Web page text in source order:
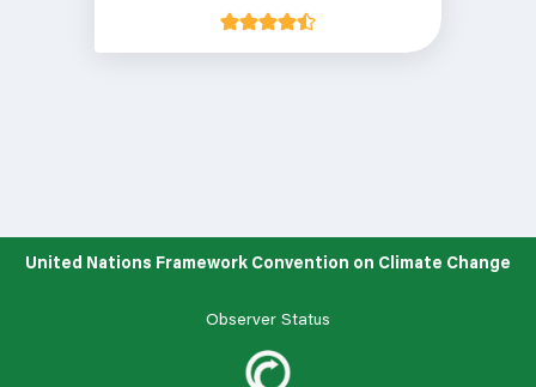
United Nations Framework Convention on Climate Change
Observer Status